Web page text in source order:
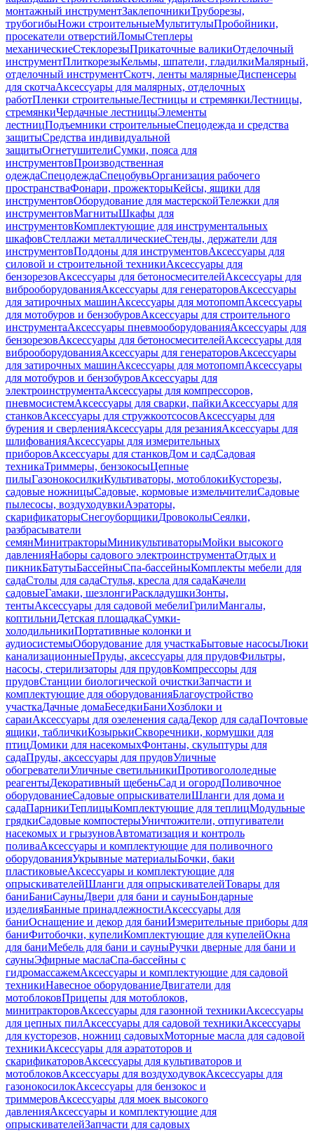
монтажный инструментЗаклепочникиТруборезы,
трубогибыНожи строительныеМультитулыПробойники,
просекатели отверстийЛомыСтеплеры
механическиеСтеклорезыПрикаточные валикиОтделочный
инструментПлиткорезыКельмы, шпатели, гладилкиМалярный,
отделочный инструментСкотч, ленты малярныеДиспенсеры
для скотчаАксессуары для малярных, отделочных
работПленки строительныеЛестницы и стремянкиЛестницы,
стремянкиЧердачные лестницыЭлементы
лестницПодъемники строительныеСпецодежда и средства
защитыСредства индивидуальной
защитыОгнетушителиСумки, пояса для
инструментовПроизводственная
одеждаСпецодеждаСпецобувьОрганизация рабочего
пространстваФонари, прожекторыКейсы, ящики для
инструментовОборудование для мастерскойТележки для
инструментовМагнитыШкафы для
инструментовКомплектующие для инструментальных
шкафовСтеллажи металлическиеСтенды, держатели для
инструментовПоддоны для инструментовАксессуары для
силовой и строительной техникиАксессуары для
бензорезовАксессуары для бетоносмесителейАксессуары для
виброоборудованияАксессуары для генераторовАксессуары
для затирочных машинАксессуары для мотопомпАксессуары
для мотобуров и бензобуровАксессуары для строительного
инструментаАксессуары пневмооборудованияАксессуары для
бензорезовАксессуары для бетоносмесителейАксессуары для
виброоборудованияАксессуары для генераторовАксессуары
для затирочных машинАксессуары для мотопомпАксессуары
для мотобуров и бензобуровАксессуары для
электроинструментаАксессуары для компрессоров,
пневмосистемАксессуары для сварки, пайкиАксессуары для
станковАксессуары для стружкоотсосовАксессуары для
бурения и сверленияАксессуары для резанияАксессуары для
шлифованияАксессуары для измерительных
приборовАксессуары для станковДом и садСадовая
техникаТриммеры, бензокосыЦепные
пилыГазонокосилкиКультиваторы, мотоблокиКусторезы,
садовые ножницыСадовые, кормовые измельчителиСадовые
пылесосы, воздуходувкиАэраторы,
скарификаторыСнегоуборщикиДровоколыСеялки,
разбрасыватели
семянМинитракторыМиникультиваторыМойки высокого
давленияНаборы садового электроинструментаОтдых и
пикникБатутыБассейныСпа-бассейныКомплекты мебели для
садаСтолы для садаСтулья, кресла для садаКачели
садовыеГамаки, шезлонгиРаскладушкиЗонты,
тентыАксессуары для садовой мебелиГрилиМангалы,
коптильниДетская площадкаСумки-
холодильникиПортативные колонки и
аудиосистемыОборудование для участкаБытовые насосыЛюки
канализационныеПруды, аксессуары для прудовФильтры,
насосы, стерилизаторы для прудовКомпрессоры для
прудовСтанции биологической очисткиЗапчасти и
комплектующие для оборудованияБлагоустройство
участкаДачные домаБеседкиБаниХозблоки и
сараиАксессуары для озеленения садаДекор для садаПочтовые
ящики, табличкиКозырькиСкворечники, кормушки для
птицДомики для насекомыхФонтаны, скульптуры для
садаПруды, аксессуары для прудовУличные
обогревателиУличные светильникиПротивогололедные
реагентыДекоративный щебеньСад и огородПоливочное
оборудованиеСадовые опрыскивателиШланги для дома и
садаПарникиТеплицыКомплектующие для теплицМодульные
грядкиСадовые компостерыУничтожители, отпугиватели
насекомых и грызуновАвтоматизация и контроль
поливаАксессуары и комплектующие для поливочного
оборудованияУкрывные материалыБочки, баки
пластиковыеАксессуары и комплектующие для
опрыскивателейШланги для опрыскивателейТовары для
баниБаниСауныДвери для бани и сауныБондарные
изделияБанные принадлежностиАксессуары для
баниОснащение и декор для баниИзмерительные приборы для
баниФитобочки, купелиКомплектующие для купелейОкна
для баниМебель для бани и сауныРучки дверные для бани и
сауныЭфирные маслаСпа-бассейны с
гидромассажемАксессуары и комплектующие для садовой
техникиНавесное оборудованиеДвигатели для
мотоблоковПрицепы для мотоблоков,
минитракторовАксессуары для газонной техникиАксессуары
для цепных пилАксессуары для садовой техникиАксессуары
для кусторезов, ножниц садовыхМоторные масла для садовой
техникиАксессуары для аэратоторов и
скарификаторовАксессуары для культиваторов и
мотоблоковАксессуары для воздуходувокАксессуары для
газонокосилокАксессуары для бензокос и
триммеровАксессуары для моек высокого
давленияАксессуары и комплектующие для
опрыскивателейЗапчасти для садовых